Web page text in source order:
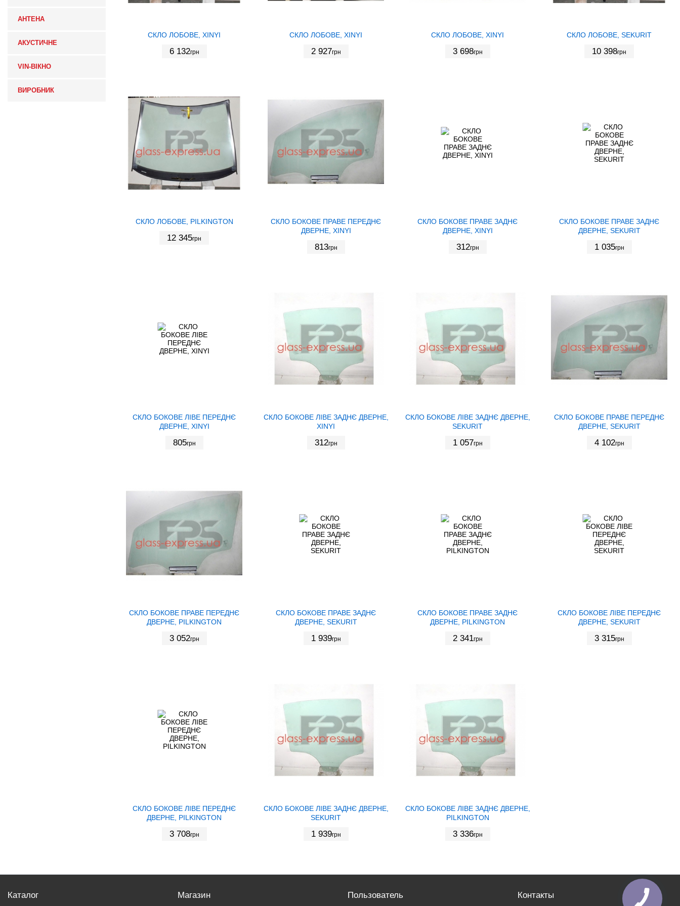
АНТЕНА
АКУСТИЧНЕ
VIN-ВІКНО
ВИРОБНИК
СКЛО ЛОБОВЕ, XINYI
6 132грн
СКЛО ЛОБОВЕ, XINYI
2 927грн
СКЛО ЛОБОВЕ, XINYI
3 698грн
СКЛО ЛОБОВЕ, SEKURIT
10 398грн
СКЛО ЛОБОВЕ, PILKINGTON
12 345грн
СКЛО БОКОВЕ ПРАВЕ ПЕРЕДНЄ
ДВЕРНЕ, XINYI
813грн
СКЛО БОКОВЕ ПРАВЕ ЗАДНЄ
ДВЕРНЕ, XINYI
312грн
СКЛО БОКОВЕ ПРАВЕ ЗАДНЄ
ДВЕРНЕ, SEKURIT
1 035грн
СКЛО БОКОВЕ ЛІВЕ ПЕРЕДНЄ
ДВЕРНЕ, XINYI
805грн
СКЛО БОКОВЕ ЛІВЕ ЗАДНЄ ДВЕРНЕ,
XINYI
312грн
СКЛО БОКОВЕ ЛІВЕ ЗАДНЄ ДВЕРНЕ,
SEKURIT
1 057грн
СКЛО БОКОВЕ ПРАВЕ ПЕРЕДНЄ
ДВЕРНЕ, SEKURIT
4 102грн
СКЛО БОКОВЕ ПРАВЕ ПЕРЕДНЄ
ДВЕРНЕ, PILKINGTON
3 052грн
СКЛО БОКОВЕ ПРАВЕ ЗАДНЄ
ДВЕРНЕ, SEKURIT
1 939грн
СКЛО БОКОВЕ ПРАВЕ ЗАДНЄ
ДВЕРНЕ, PILKINGTON
2 341грн
СКЛО БОКОВЕ ЛІВЕ ПЕРЕДНЄ
ДВЕРНЕ, SEKURIT
3 315грн
СКЛО БОКОВЕ ЛІВЕ ПЕРЕДНЄ
ДВЕРНЕ, PILKINGTON
3 708грн
СКЛО БОКОВЕ ЛІВЕ ЗАДНЄ ДВЕРНЕ,
SEKURIT
1 939грн
СКЛО БОКОВЕ ЛІВЕ ЗАДНЄ ДВЕРНЕ,
PILKINGTON
3 336грн
Каталог Магазин Пользователь Контакты